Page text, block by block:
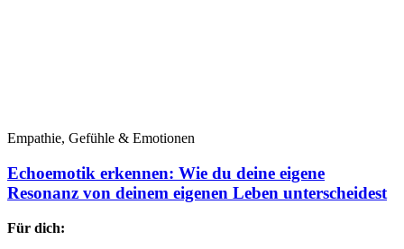
Empathie, Gefühle & Emotionen
Echoemotik erkennen: Wie du deine eigene
Resonanz von deinem eigenen Leben unterscheidest
Für dich: